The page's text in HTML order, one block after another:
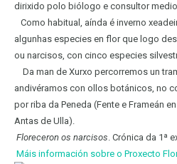
(Monterroso
dirixido polo biólogo e consultor
Como habitual, aínda é inverno
algunhas especies en flor que logo
ou narcisos, con cinco especies
Da man de Xurxo percorremos un
andivéramos con ollos botánicos, no
por riba da Peneda (Fente e Frameán
Antas de Ulla).
Floreceron os narcisos. Crónica da 1ª
Máis información sobre o Proxecto